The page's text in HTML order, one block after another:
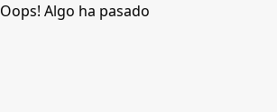
Oops! Algo ha pasado